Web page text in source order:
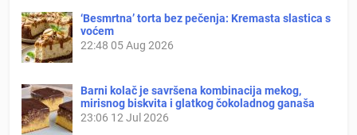
‘Besmrtna’ torta bez pečenja: Kremasta slastica s
voćem
22:48 05 Aug 2026
Barni kolač je savršena kombinacija mekog,
mirisnog biskvita i glatkog čokoladnog ganaša
23:06 12 Jul 2026